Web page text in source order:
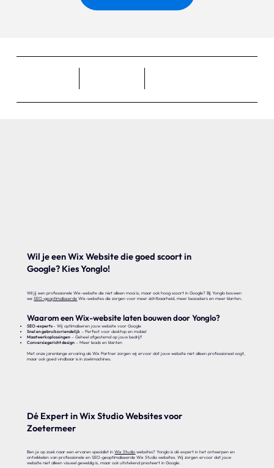
Wil je een Wix Website die goed scoort in
Google? Kies Yonglo!
Wil jij een professionele Wix-website die niet alleen mooi is, maar ook hoog scoort in Google? Bij Yonglo bouwen
weSEO-geoptimaliseerde Wix-websites die zorgen voor meer zichtbaarheid, meer bezoekers en meer klanten.
Waarom een Wix-website laten bouwen door Yonglo?
SEO-experts– Wij optimaliseren jouw website voor Google
Snel en gebruiksvriendelijk – Perfect voor desktop en mobiel
Maatwerkoplossingen – Geheel afgestemd op jouw bedrijf
Conversiegericht design – Meer leads en klanten
Met onze jarenlange ervaring als Wix Partner zorgen wij ervoor dat jouw website niet alleen professioneel oogt,
maar ook goed vindbaar is in zoekmachines.
Dé Expert in Wix Studio Websites voor
Zoetermeer
Ben je op zoek naar een ervaren specialist inWix Studio websites? Yonglo is dé expert in het ontwerpen en
ontwikkelen van professionele en SEO-geoptimaliseerde Wix Studio websites. Wij zorgen ervoor dat jouw
website niet alleen visueel geweldig is, maar ook uitstekend presteert in Google.